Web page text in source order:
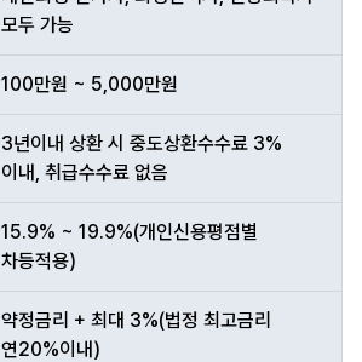
모두 가능
100만원 ~ 5,000만원
3년이내 상환 시 중도상환수수료 3%
이내, 취급수수료 없음
15.9% ~ 19.9%(개인신용평점별
차등적용)
약정금리 + 최대 3%(법정 최고금리
연20%이내)